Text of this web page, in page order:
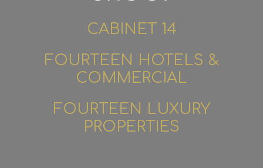
CABINET 14
FOURTEEN HOTELS &
COMMERCIAL
FOURTEEN LUXURY
PROPERTIES